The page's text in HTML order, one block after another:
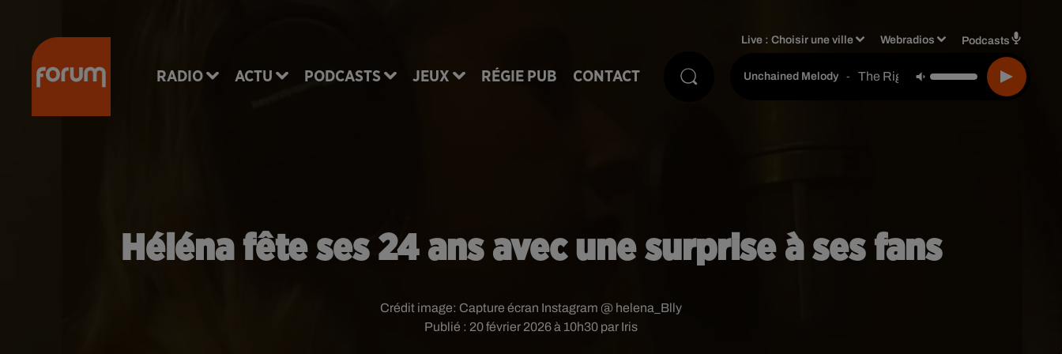
RADIO ACTU PODCASTS JEUX RÉGIE PUB CONTACT
Live :Choisir une ville Webradios Podcasts
Unchained Melody - The Righteous Brothers
Héléna fête ses 24 ans avec une surprise à ses fans
Publié : 20 février 2026 à 10h30 par Iris
Crédit image: Capture écran Instagram @ helena_Blly